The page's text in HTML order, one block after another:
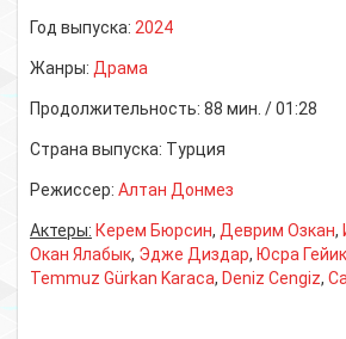
Год выпуска: 2024
Жанры: Драма
Продолжительность: 88 мин. / 01:28
Страна выпуска: Турция
Режиссер: Алтан Донмез
Актеры: Керем Бюрсин, Деврим Озкан,
Окан Ялабык, Эдже Диздар, Юсра Гейик
Temmuz Gürkan Karaca, Deniz Cengiz,